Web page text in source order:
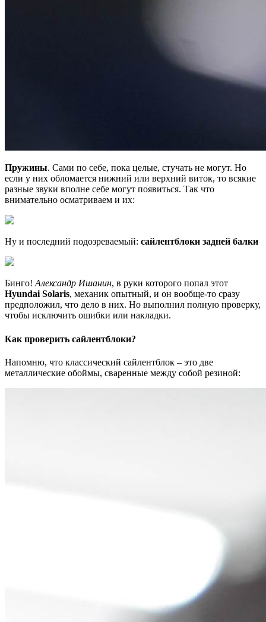
Пружины. Сами по себе, пока целые, стучать не могут. Но
если у них обломается нижний или верхний виток, то всякие
разные звуки вполне себе могут появиться. Так что
внимательно осматриваем и их:
Ну и последний подозреваемый: сайлентблоки задней балки
Бинго! Александр Ишанин, в руки которого попал этот
Hyundai Solaris, механик опытный, и он вообще-то сразу
предположил, что дело в них. Но выполнил полную проверку,
чтобы исключить ошибки или накладки.
Как проверить сайлентблоки?
Напомню, что классический сайлентблок – это две
металлические обоймы, сваренные между собой резиной: